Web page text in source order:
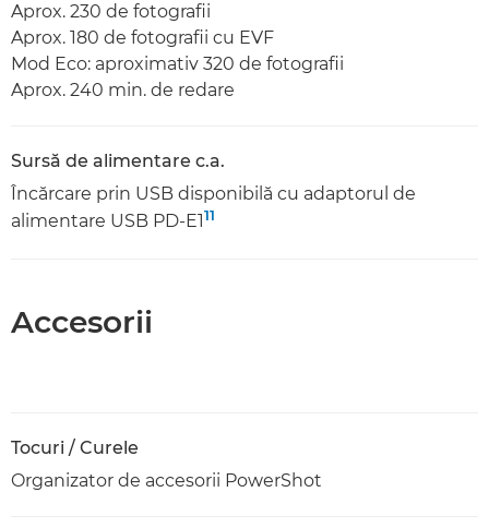
Aprox. 230 de fotografii
Aprox. 180 de fotografii cu EVF
Mod Eco: aproximativ 320 de fotografii
Aprox. 240 min. de redare
Sursă de alimentare c.a.
Încărcare prin USB disponibilă cu adaptorul de
alimentare USB PD-E111
Accesorii
Tocuri / Curele
Organizator de accesorii PowerShot